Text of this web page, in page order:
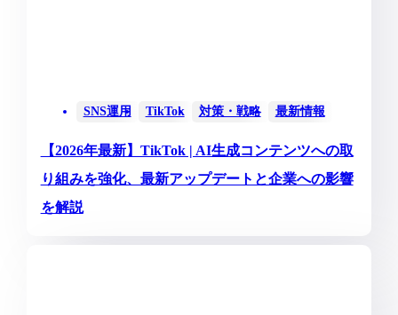
SNS運用 TikTok 対策・戦略 最新情報
【2026年最新】TikTok | AI生成コンテンツへの取
り組みを強化、最新アップデートと企業への影響
を解説